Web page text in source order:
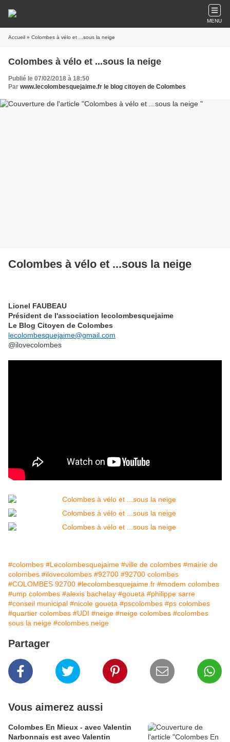
MENU
Accueil » Colombes à vélo et ...sous la neige
Colombes à vélo et ...sous la neige
Publié le 07/02/2018 à 18:50
Par www.lecolombesquejaime.fr le blog citoyen de Colombes
Colombes à vélo et ...sous la neige
Lionel FAUBEAU
Président de l'association lecolombesquejaime
Le Blog Citoyen de Colombes
lecolombesquejaime@gmail.com
@ilovecolombes
#colombes #Lecolombesquejaime #ville de colombes #mairie de
colombes #ilovecolombes #92700 #92700 colombes
#COLOMBES 92700 #lecolombesquejaime.fr #modem colombes
#ump colombes #alexis bachelay #goueta #philippe sarre
#conseil municipal #nicole goueta #pscolombes #ps colombes
#quartier colombes #UDI #neige #neige colombes #colombes
sous la neige #colombes neige
Partager
Vous aimerez aussi
Colombes En Mieux - avec Valentin
Narbonnais est avec Valentin